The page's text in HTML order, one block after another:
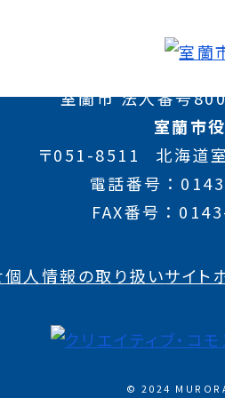
室蘭市 法人番号
室蘭市
〒051-8511
北海道
電話番号
FAX番号
個人情報の取り扱いサイト
© 2024